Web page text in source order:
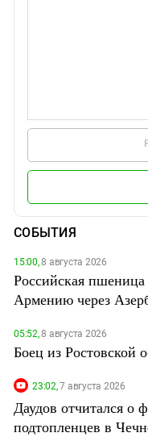
СОБЫТИЯ
15:00,8 августа 2026
Российская
Армению через
05:52,8 августа 2026
Боец из Ростовской
23:02,7 августа 2026
Даудов отчитался о
подтопленцев в